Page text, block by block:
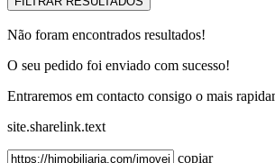
Não foram encontrados resultados!
O seu pedido foi enviado com sucesso!
Entraremos em contacto consigo o mais
site.sharelink.text
copiar